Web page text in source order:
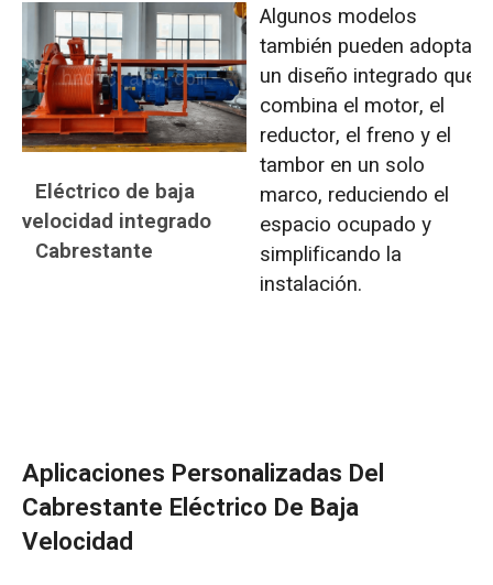
Eléctrico de baja
velocidad integrado
Cabrestante
Algunos modelos
también pueden adoptar
un diseño integrado que
combina el motor, el
reductor, el freno y el
tambor en un solo
marco, reduciendo el
espacio ocupado y
simplificando la
instalación.
Aplicaciones Personalizadas Del
Cabrestante Eléctrico De Baja
Velocidad